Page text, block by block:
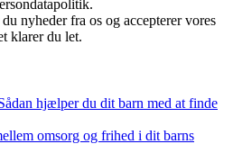
nyheder fra os og accepterer vores
klarer du let.
hjælper du dit barn med at finde
omsorg og frihed i dit barns